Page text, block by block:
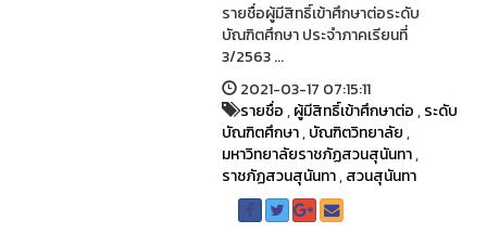
รายชื่อผู้มีสิทธิ์เข้าศึกษาต่อระดับ
บัณฑิตศึกษา ประจำภาคเรียนที่
3/2563 ...
2021-03-17 07:15:11
รายชื่อ,ผู้มีสิทธิ์เข้าศึกษาต่อ,ระดับ
บัณฑิตศึกษา,บัณฑิตวิทยาลัย,
มหาวิทยาลัยราชภัฏสวนสุนันทา,
ราชภัฏสวนสุนันทา,สวนสุนันทา